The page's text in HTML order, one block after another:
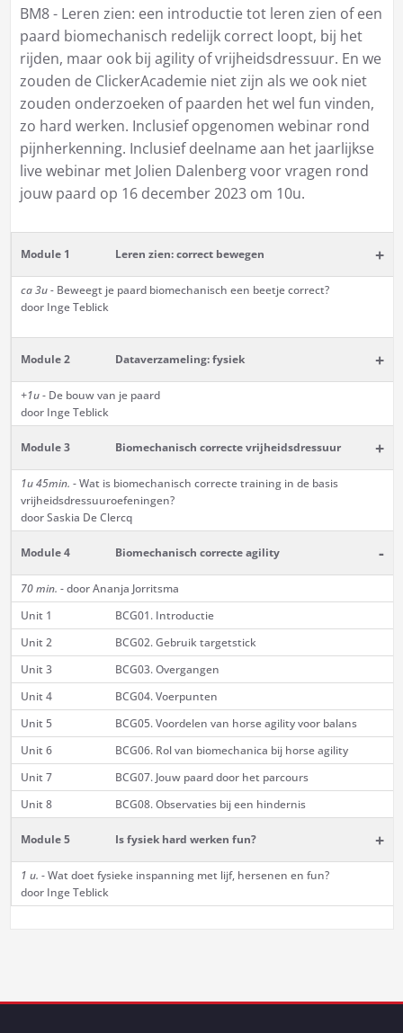
BM8 - Leren zien: een introductie tot leren zien of een
paard biomechanisch redelijk correct loopt, bij het
rijden, maar ook bij agility of vrijheidsdressuur. En we
zouden de ClickerAcademie niet zijn als we ook niet
zouden onderzoeken of paarden het wel fun vinden,
zo hard werken. Inclusief opgenomen webinar rond
pijnherkenning. Inclusief deelname aan het jaarlijkse
live webinar met Jolien Dalenberg voor vragen rond
jouw paard op 16 december 2023 om 10u.
Module 1 Leren zien: correct bewegen +
ca 3u -Beweegt je paard biomechanisch een beetje correct?
door Inge Teblick
Module 2 Dataverzameling: fysiek +
+1u- De bouw van je paard
door Inge Teblick
Module 3 Biomechanisch correcte vrijheidsdressuur +
1u 45min. - Wat is biomechanisch correcte training in de basis
vrijheidsdressuuroefeningen?
door Saskia De Clercq
Module 4 Biomechanisch correcte agility -
70 min. - door Ananja Jorritsma
Unit 1
BCG01. Introductie
Unit 2
BCG02. Gebruik targetstick
Unit 3
BCG03. Overgangen
Unit 4
BCG04. Voerpunten
Unit 5
BCG05. Voordelen van horse agility voor balans
Unit 6
BCG06. Rol van biomechanica bij horse agility
Unit 7
BCG07. Jouw paard door het parcours
Unit 8
BCG08. Observaties bij een hindernis
Module 5 Is fysiek hard werken fun? +
1 u. - Wat doet fysieke inspanning met lijf, hersenen en fun?
door Inge Teblick